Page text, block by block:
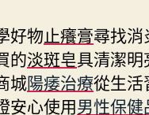
好物止癢膏尋找
的淡斑皂具清潔
城陽痿治療從生活
安心使用男性保健